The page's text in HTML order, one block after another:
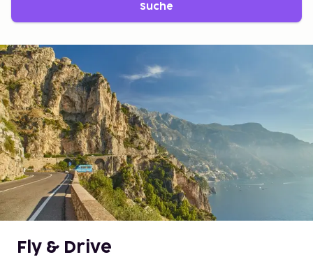
Suche
Fly & Drive